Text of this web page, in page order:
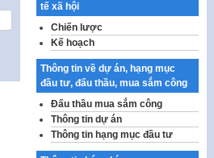
Quy định chi tiết và hướng dẫn
thi hành một số điều của Luật Lý
lịch tư…
Sửa đổi, bổ sung một số nội
dung tại Nghị quyết số 30/NQ-
CP ngày 24 tháng 02…
Ban hành Chương trình hành
động của Chính phủ thực hiện
Nghị quyết số 02-NQ/TW ngày
tế xã hội
Chiến lược
Kế hoạch
Thông tin về dự án, hạng mục
đầu tư, đấu thầu, mua sắm công
Đấu thầu mua sắm công
Thông tin dự án
Thông tin hạng mục đầu tư